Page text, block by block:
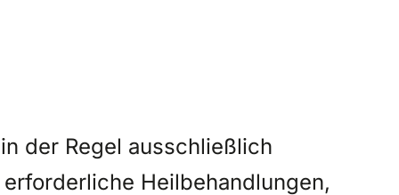
der Regel ausschließlich
Heilbehandlungen,